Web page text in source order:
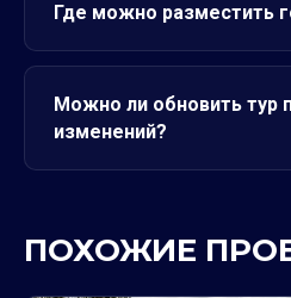
Где можно разместить
Можно ли обновить тур
изменений?
ПОХОЖИЕ